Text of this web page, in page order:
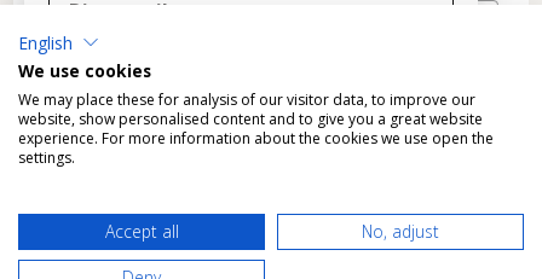
*Fragtfri levering gælder KUN varer, der kan leveres som
standardpakke til GLS pakkeshops.
English
We use cookies
We may place these for analysis of our visitor data, to improve our
website, show personalised content and to give you a great website
experience. For more information about the cookies we use open the
settings.
Accept all
No, adjust
DELTAG I KONKURRENCEN
Nej tak, det skal ikke være mig
samtidig Disconetto' nyhedsbrev og accepterer
Disconetto'
Vi trækker en vinder ved udgangen af året.